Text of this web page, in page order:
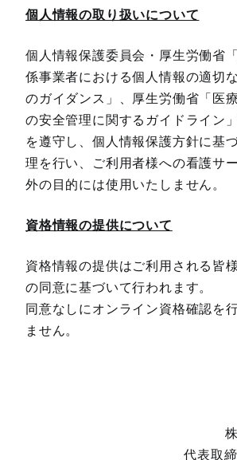
個人情報の取り扱いについて
個人情報保護委員会・厚生労働省
係事業者における個人情報の適切
のガイダンス」、厚生労働省「医
の安全管理に関するガイドライン
を遵守し、個人情報保護方針に基
理を行い、ご利用者様への看護サ
外の目的には使用いたしません。
資格情報の提供について
資格情報の提供はご利用される皆
の同意に基づいて行われます。
同意なしにオンライン資格確認を
ません。
代表取